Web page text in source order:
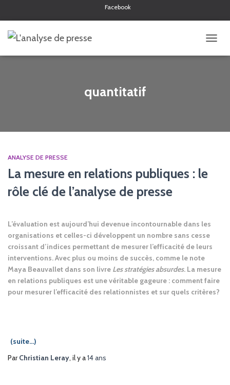
Facebook
LA
quantitatif
ANALYSE DE PRESSE
La mesure en relations publiques : le
rôle clé de l’analyse de presse
L’évaluation est aujourd’hui devenue incontournable dans les
organisations et celles-ci développent un nombre sans cesse
croissant d’indices permettant de mesurer l’efficacité de leurs
interventions. Avec plus ou moins de succès, comme le note
Maya Beauvallet dans son livre Les stratégies absurdes. La mesure
en relations publiques est une véritable gageure : comment faire
pour mesurer l’efficacité des relationnistes et sur quels critères?
(suite…)
ParChristian Leray, il y a14 ans